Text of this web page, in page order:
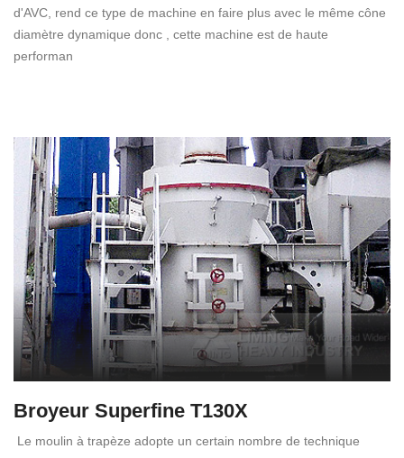
d'AVC, rend ce type de machine en faire plus avec le même cône
diamètre dynamique donc , cette machine est de haute
performan
Broyeur Superfine T130X
Le moulin à trapèze adopte un certain nombre de technique